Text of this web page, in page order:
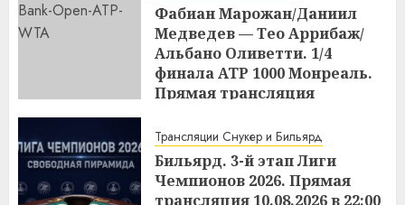
Фабиан Марожан/Даниил
Медведев — Тео Аррибаж/
Альбано Оливетти. 1/4
финала ATP 1000 Монреаль.
Прямая трансляция
21:57 10.08.2026
Трансляции Снукер и Бильярд
Бильярд. 3-й этап Лиги
Чемпионов 2026. Прямая
трансляция 10.08.2026 в 22:00